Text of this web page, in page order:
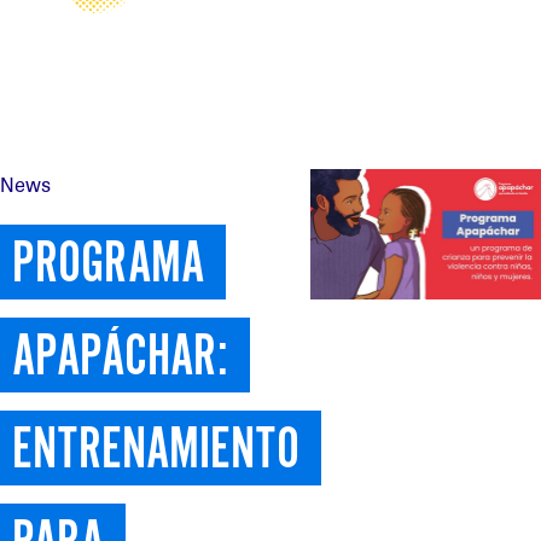
News
PROGRAMA
APAPÁCHAR:
ENTRENAMIENTO